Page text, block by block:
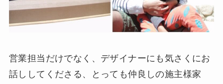
営業担当だけでなく、デザイナーにも気さくにお
話ししてくださる、とっても仲良しの施主様家